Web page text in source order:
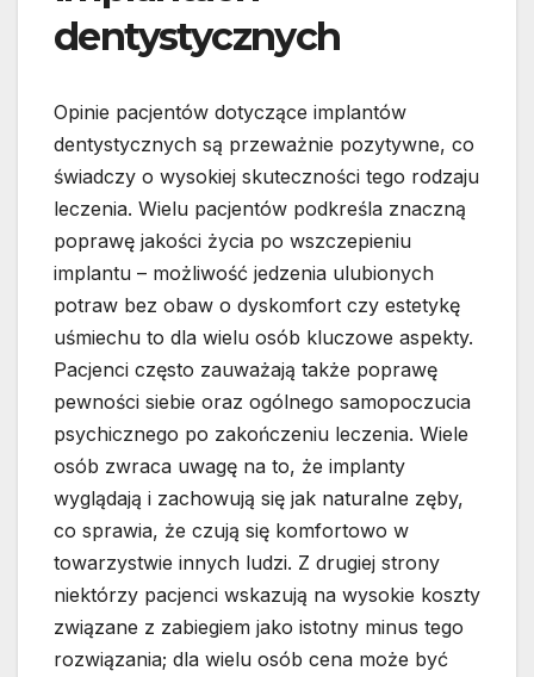
dentystycznych
Opinie pacjentów dotyczące implantów
dentystycznych są przeważnie pozytywne, co
świadczy o wysokiej skuteczności tego rodzaju
leczenia. Wielu pacjentów podkreśla znaczną
poprawę jakości życia po wszczepieniu
implantu – możliwość jedzenia ulubionych
potraw bez obaw o dyskomfort czy estetykę
uśmiechu to dla wielu osób kluczowe aspekty.
Pacjenci często zauważają także poprawę
pewności siebie oraz ogólnego samopoczucia
psychicznego po zakończeniu leczenia. Wiele
osób zwraca uwagę na to, że implanty
wyglądają i zachowują się jak naturalne zęby,
co sprawia, że czują się komfortowo w
towarzystwie innych ludzi. Z drugiej strony
niektórzy pacjenci wskazują na wysokie koszty
związane z zabiegiem jako istotny minus tego
rozwiązania; dla wielu osób cena może być